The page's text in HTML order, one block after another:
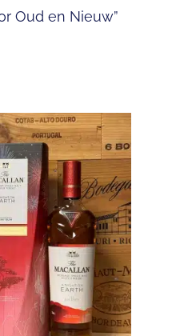
Oud en Nieuw”